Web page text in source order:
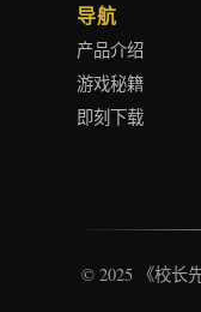
导航
产品介绍
游戏秘籍
即刻下载
© 2025 《校长